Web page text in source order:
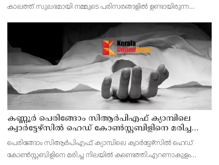
കാലത്ത് സുലഭമായി നമ്മുടെ പരിസരങ്ങളിൽ ഉണ്ടായിരുന്ന
ആസ്ത്മ അടക്കമുള്ള പ്രശ്‌നങ്ങൾക്കും സീതപ്പഴം ഗുണകര
കണ്ണൂര്‍ പെരിങ്ങോം സിആര്‍പിഎഫ് ക്യാമ്പിലെ
ക്വാര്‍ട്ടേഴ്സില്‍ ഹെഡ് കോണ്‍സ്റ്റബിളിനെ മരിച്ച
നിലയില്‍ കണ്ടെത്തി
പെരിങ്ങോം സിആർപിഎഫ് ക്യാമ്പിലെ ക്വാർട്ടേഴ്സില്‍ ഹെഡ്
കോണ്‍സ്റ്റബിളിനെ മരിച്ച നിലയില്‍ കണ്ടെത്തി.എറണാകുളം